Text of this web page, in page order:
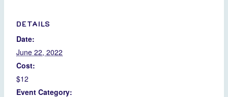
DETAILS
Date:
June 22, 2022
Cost:
$12
Event Category: